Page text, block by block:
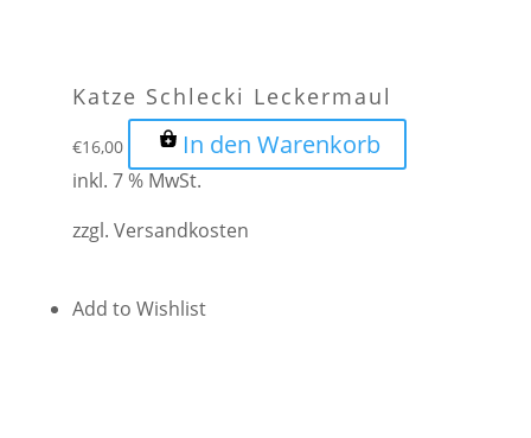
Katze Schlecki Leckermaul
€16,00 In den Warenkorb
inkl. 7 % MwSt.
zzgl. Versandkosten
Add to Wishlist